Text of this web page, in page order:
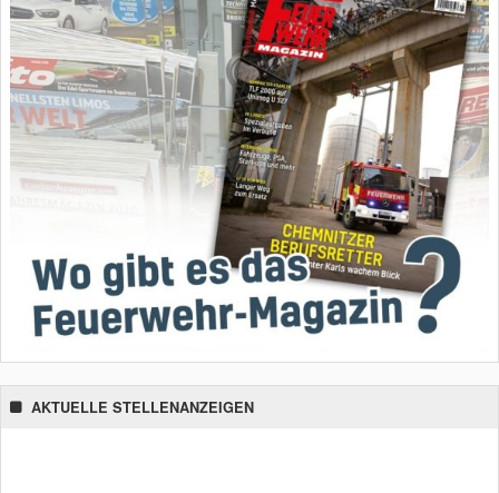
AKTUELLE STELLENANZEIGEN